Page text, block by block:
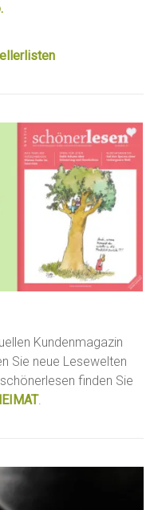
Kundenmagazin
Sie neue Lesewelten
finden Sie
.